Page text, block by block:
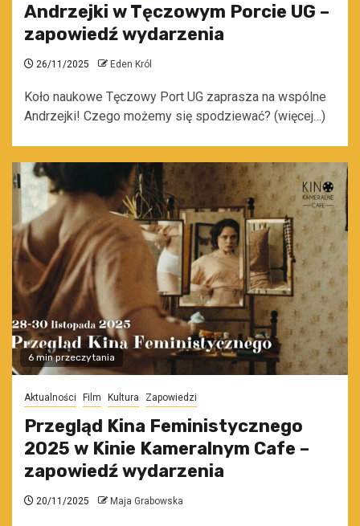
Andrzejki w Tęczowym Porcie UG –
zapowiedź wydarzenia
26/11/2025 Eden Król
Koło naukowe Tęczowy Port UG zaprasza na wspólne
Andrzejki! Czego możemy się spodziewać? (więcej…)
6 min przeczytania
Aktualności Film Kultura Zapowiedzi
Przegląd Kina Feministycznego
2025 w Kinie Kameralnym Cafe –
zapowiedź wydarzenia
20/11/2025 Maja Grabowska